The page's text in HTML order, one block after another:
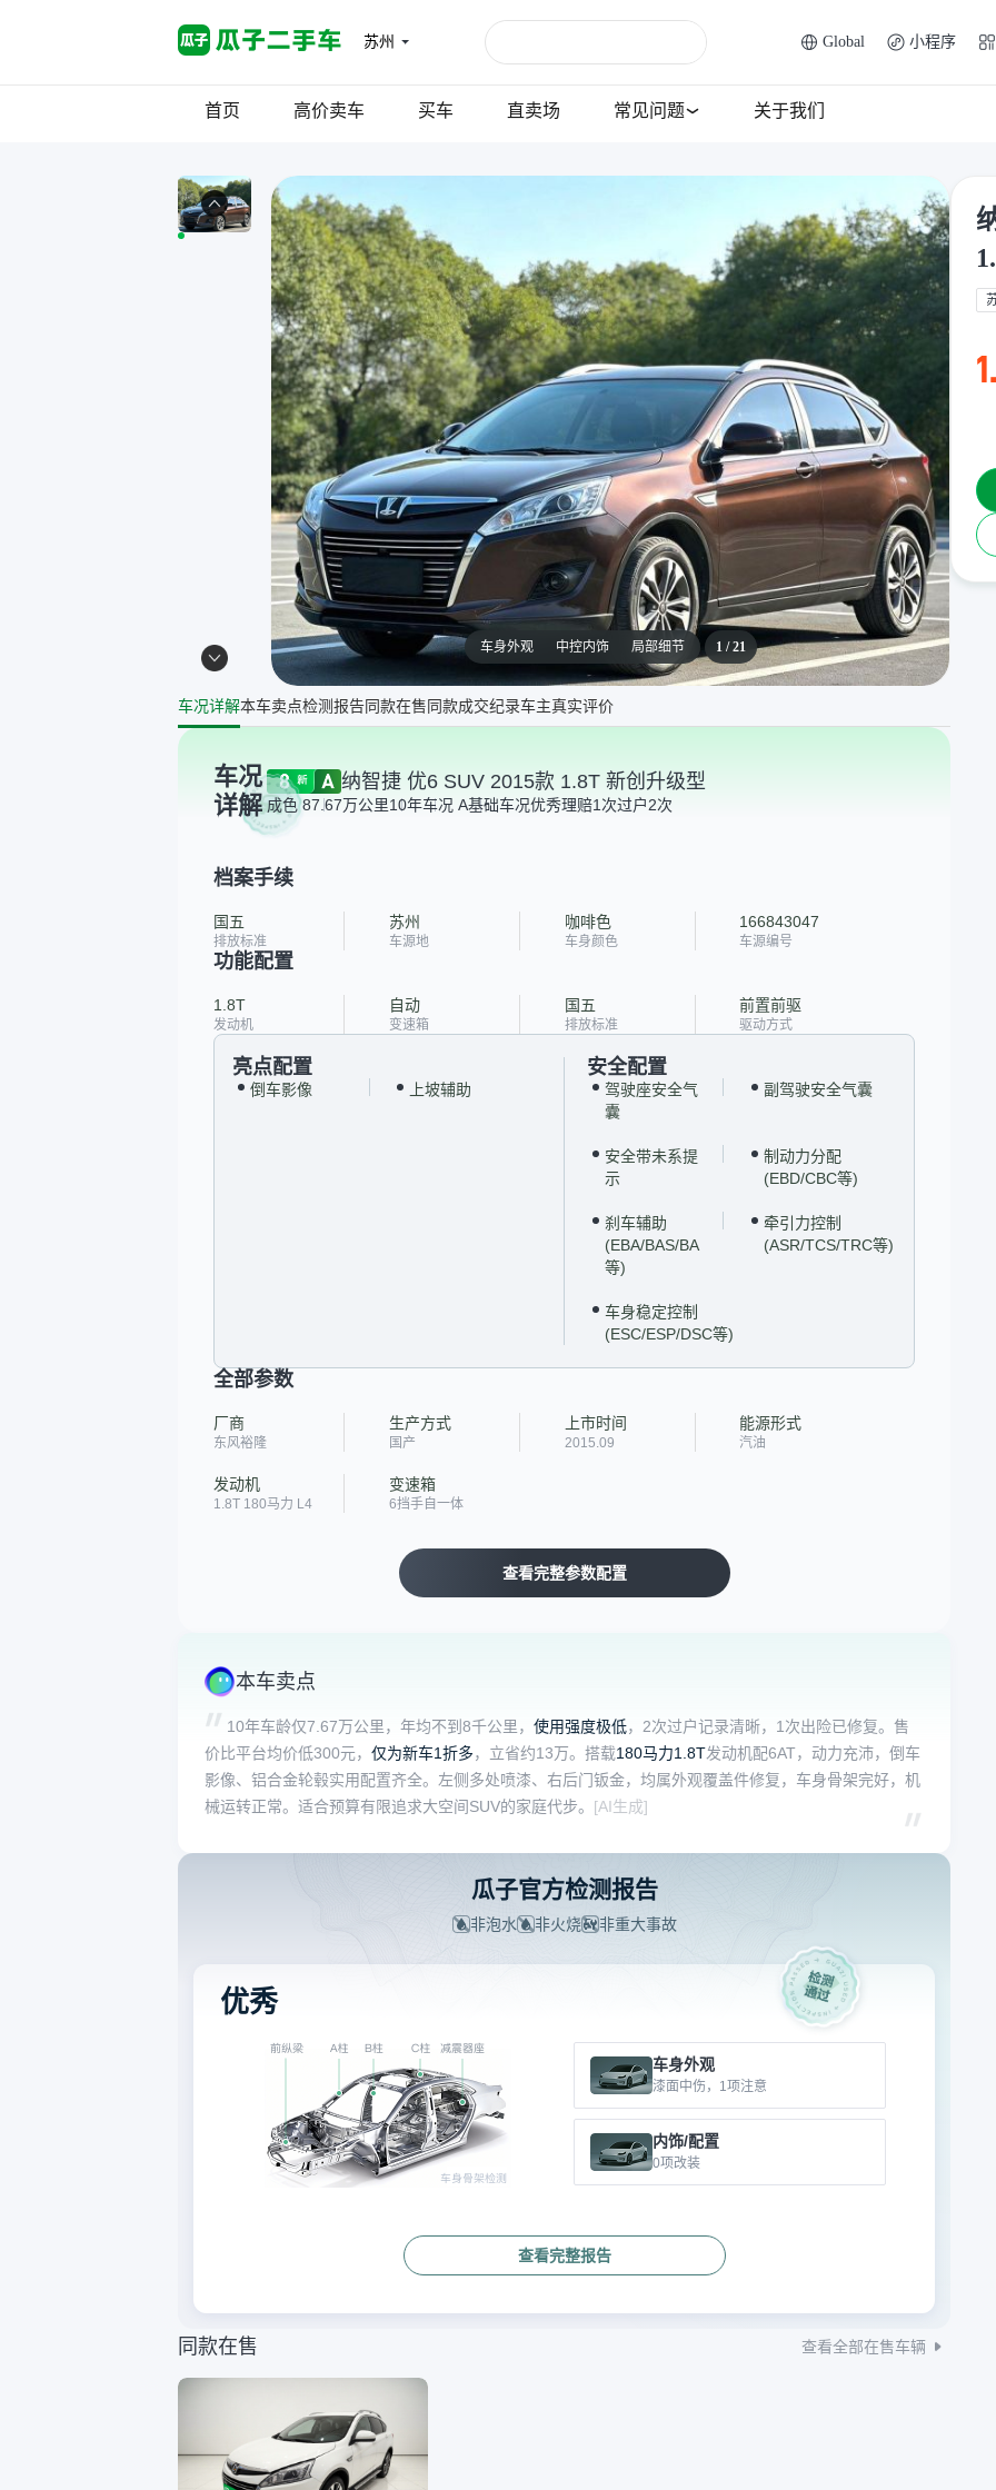
苏州 Global 小程序
首页 高价卖车 买车 直卖场 常见问题 关于我们
车身外观 中控内饰 局部细节 1/21
车况详解本车卖点检测报告同款在售同款成交纪录车主真实评价
车况
详解
纳智捷 优6 SUV 2015款 1.8T 新创升级型
成色 87.67万公里10年车况 A基础车况优秀理赔1次过户2次
档案手续
国五
排放标准
苏州
车源地
咖啡色
车身颜色
166843047
车源编号
功能配置
1.8T
发动机
自动
变速箱
国五
排放标准
前置前驱
驱动方式
亮点配置
倒车影像 上坡辅助
安全配置
驾驶座安全气
囊
副驾驶安全气囊
安全带未系提
示
制动力分配
(EBD/CBC等)
刹车辅助
(EBA/BAS/BA
等)
牵引力控制
(ASR/TCS/TRC等)
车身稳定控制
(ESC/ESP/DSC等)
全部参数
厂商
东风裕隆
生产方式
国产
上市时间
2015.09
能源形式
汽油
发动机
1.8T 180马力 L4
变速箱
6挡手自一体
查看完整参数配置
本车卖点
10年车龄仅7.67万公里，年均不到8千公里， 使用强度极低，2次过户记录清晰，1次出险已修复。售
价比平台均价低300元， 仅为新车1折多，立省约13万。搭载180马力1.8T发动机配6AT，动力充沛，倒车
影像、铝合金轮毂实用配置齐全。左侧多处喷漆、右后门钣金，均属外观覆盖件修复，车身骨架完好，机
械运转正常。适合预算有限追求大空间SUV的家庭代步。 [AI生成]
瓜子官方检测报告
非泡水 非火烧 非重大事故
优秀
车身外观
漆面中伤，1项注意
内饰/配置
0项改装
查看完整报告
同款在售 查看全部在售车辆